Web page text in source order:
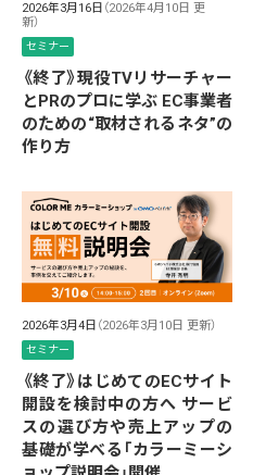
2026年3月16日 （2026年4月10日 更
新）
セミナー
《終了》現役TVリサーチャー
とPRのプロに学ぶ EC事業者
のための“取材されるネタ”の
作り方
2026年3月4日 （2026年3月10日 更新）
セミナー
《終了》はじめてのECサイト
開設を検討中の方へ サービ
スの選び方や売上アップの
基礎が学べる「カラーミーシ